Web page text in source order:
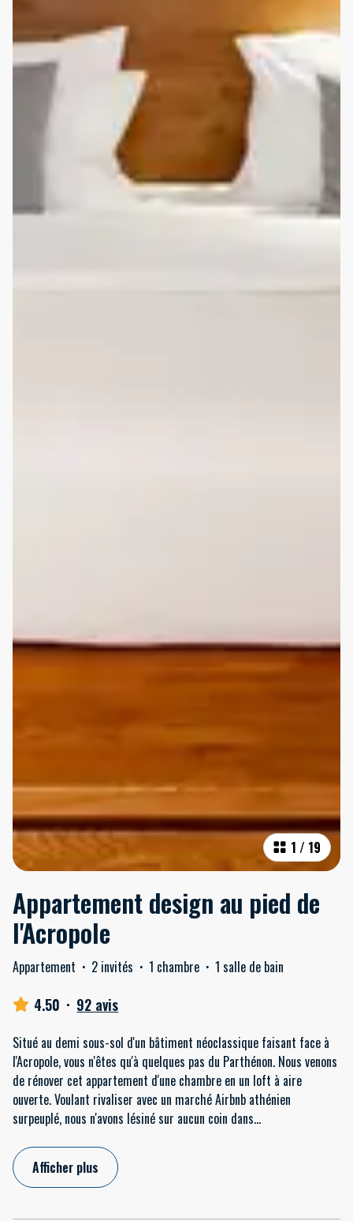
1 / 19
Appartement design au pied de
l'Acropole
Appartement · 2 invités · 1 chambre · 1 salle de bain
4.50 · 92 avis
Situé au demi sous-sol d'un bâtiment néoclassique faisant face à
l'Acropole, vous n'êtes qu'à quelques pas du Parthénon. Nous venons
de rénover cet appartement d'une chambre en un loft à aire
ouverte. Voulant rivaliser avec un marché Airbnb athénien
surpeuplé, nous n'avons lésiné sur aucun coin dans...
Afficher plus